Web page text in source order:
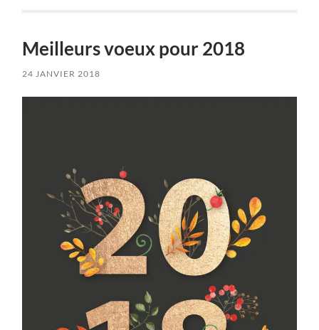
Meilleurs voeux pour 2018
24 JANVIER 2018